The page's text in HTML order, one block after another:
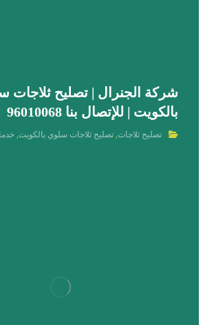
شركة الجنرال | تصليح ثلاجات
بالكويت | للإتصال بنا 96010068
تصليح ثلاجات,تصليح ثلاجات سلوي بالكويت,